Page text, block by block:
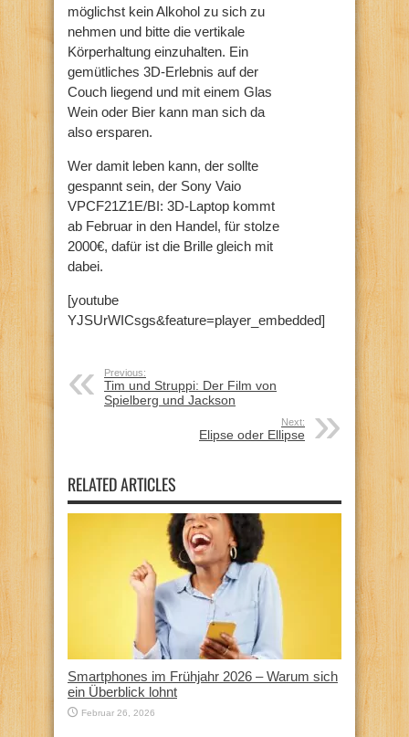
möglichst kein Alkohol zu sich zu
nehmen und bitte die vertikale
Körperhaltung einzuhalten. Ein
gemütliches 3D-Erlebnis auf der
Couch liegend und mit einem Glas
Wein oder Bier kann man sich da
also ersparen.
Wer damit leben kann, der sollte
gespannt sein, der Sony Vaio
VPCF21Z1E/BI: 3D-Laptop kommt
ab Februar in den Handel, für stolze
2000€, dafür ist die Brille gleich mit
dabei.
[youtube
YJSUrWICsgs&feature=player_embedded]
Previous:
Tim und Struppi: Der Film von
Spielberg und Jackson
Next:
Elipse oder Ellipse
RELATED ARTICLES
Smartphones im Frühjahr 2026 – Warum sich
ein Überblick lohnt
Februar 26, 2026